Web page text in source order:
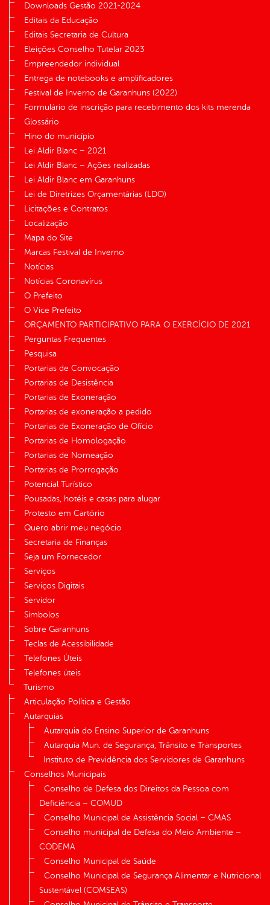
Downloads Gestão 2021-2024
Editais da Educação
Editais Secretaria de Cultura
Eleições Conselho Tutelar 2023
Empreendedor individual
Entrega de notebooks e amplificadores
Festival de Inverno de Garanhuns (2022)
Formulário de inscrição para recebimento dos kits merenda
Glossário
Hino do município
Lei Aldir Blanc – 2021
Lei Aldir Blanc – Ações realizadas
Lei Aldir Blanc em Garanhuns
Lei de Diretrizes Orçamentárias (LDO)
Licitações e Contratos
Localização
Mapa do Site
Marcas Festival de Inverno
Notícias
Notícias Coronavírus
O Prefeito
O Vice Prefeito
ORÇAMENTO PARTICIPATIVO PARA O EXERCÍCIO DE 2021
Perguntas Frequentes
Pesquisa
Portarias de Convocação
Portarias de Desistência
Portarias de Exoneração
Portarias de exoneração a pedido
Portarias de Exoneração de Ofício
Portarias de Homologação
Portarias de Nomeação
Portarias de Prorrogação
Potencial Turístico
Pousadas, hotéis e casas para alugar
Protesto em Cartório
Quero abrir meu negócio
Secretaria de Finanças
Seja um Fornecedor
Serviços
Serviços Digitais
Servidor
Símbolos
Sobre Garanhuns
Teclas de Acessibilidade
Telefones Úteis
Telefones úteis
Turismo
Articulação Política e Gestão
Autarquias
Autarquia do Ensino Superior de Garanhuns
Autarquia Mun. de Segurança, Trânsito e Transportes
Instituto de Previdência dos Servidores de Garanhuns
Conselhos Municipais
Conselho de Defesa dos Direitos da Pessoa com
Deficiência – COMUD
Conselho Municipal de Assistência Social – CMAS
Conselho municipal de Defesa do Meio Ambiente –
CODEMA
Conselho Municipal de Saúde
Conselho Municipal de Segurança Alimentar e Nutricional
Sustentável (COMSEAS)